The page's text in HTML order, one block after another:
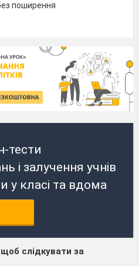
поширення
тести
і залучення учнів
у класі та вдома
слідкувати за